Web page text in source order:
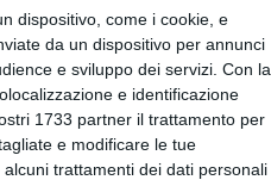
dispositivo, come i cookie, e
da un dispositivo per annunci
e sviluppo dei servizi. Con la
e identificazione
1733 partner il trattamento per
e modificare le tue
trattamenti dei dati personali